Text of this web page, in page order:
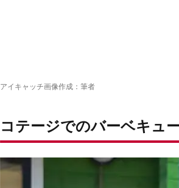
アイキャッチ画像作成：筆者
コテージでのバーベキュ